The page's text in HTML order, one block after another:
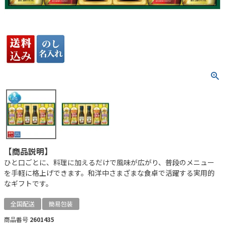
【商品説明】
ひと口ごとに、料理に加えるだけで風味が広がり、普段のメニュー
を手軽に格上げできます。和洋中さまざまな食卓で活躍する実用的
なギフトです。
全国配送
簡易包装
商品番号 2601435